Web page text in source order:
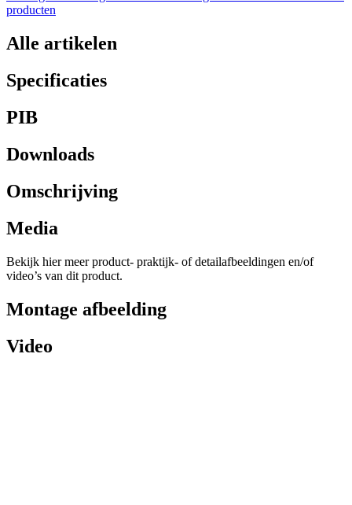
producten
Alle artikelen
Specificaties
PIB
Downloads
Omschrijving
Media
Bekijk hier meer product- praktijk- of detailafbeeldingen en/of
video’s van dit product.
Montage afbeelding
Video